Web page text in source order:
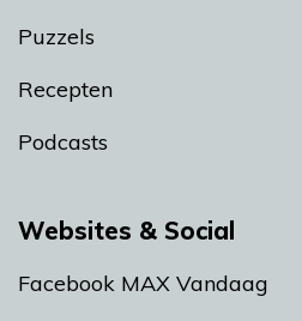
Puzzels
Recepten
Podcasts
Websites & Social
Facebook MAX Vandaag